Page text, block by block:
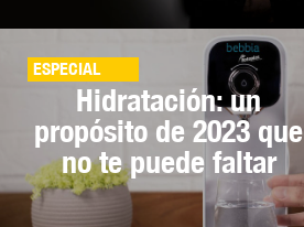
ESPECIAL
Hidratación: un
propósito de 2023 que
no te puede faltar